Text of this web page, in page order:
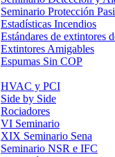
Seminario Protección
Estadísticas Incendios
Estándares de extintores
Extintores Amigables
Espumas Sin COP
HVAC y PCI
Side by Side
Rociadores
VI Seminario
XIX Seminario Sena
Seminario NSR e IFC